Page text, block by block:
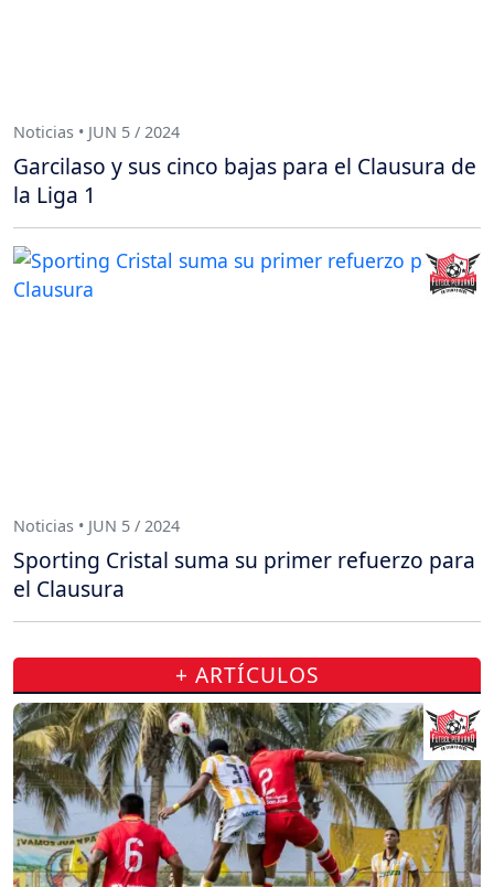
Noticias • JUN 5 / 2024
Garcilaso y sus cinco bajas para el Clausura de
la Liga 1
Noticias • JUN 5 / 2024
Sporting Cristal suma su primer refuerzo para
el Clausura
+ ARTÍCULOS